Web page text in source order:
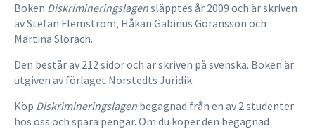
Boken Diskrimineringslagensläpptes år 2009 och är skriven
av Stefan Flemström, Håkan Gabinus Göransson och
Martina Slorach.
Den består av 212 sidor och är skriven på svenska. Boken är
utgiven av förlaget Norstedts Juridik.
Köp Diskrimineringslagen begagnad från en av 2 studenter
hos oss och spara pengar. Om du köper den begagnad